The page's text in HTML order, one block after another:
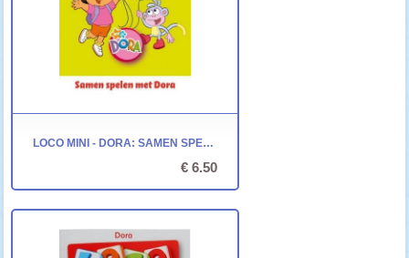
LOCO MINI - DORA: SAMEN SPELEN MET DORA
€ 6.50